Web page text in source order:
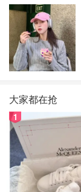
大家都在抢
1